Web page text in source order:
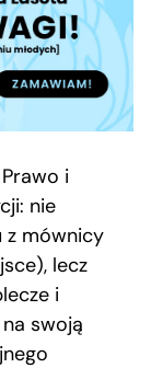
i
nie
z mównicy
lecz
i
swoją